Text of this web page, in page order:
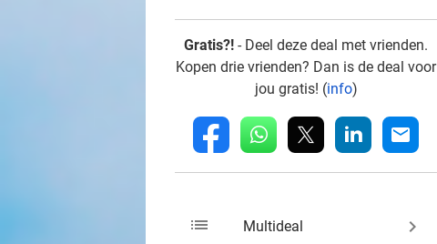
Gratis?! - Deel deze deal met vrienden.
Kopen drie vrienden? Dan is de deal voor
jou gratis! (info)
fb whatsapp linkedin mail
list Multideal keyboard_arrow_right